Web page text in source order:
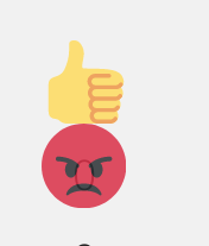
Палец
вверх!
0
Агрессия!